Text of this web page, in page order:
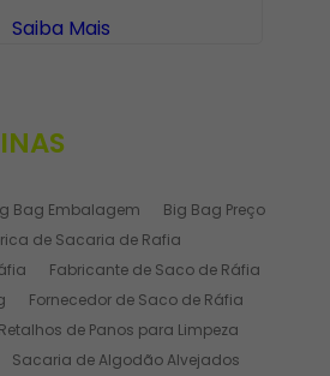
Saiba Mais
Bag Embalagem
Big Bag Preço
de Sacaria de Rafia
Fabricante de Saco de Ráfia
Fornecedor de Saco de Ráfia
Retalhos de Panos para Limpeza
Sacaria de Algodão Alvejados